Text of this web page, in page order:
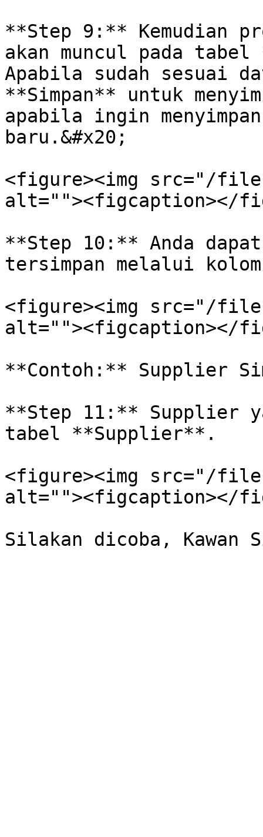
**Step 9:** Kemudian
akan muncul pada
Apabila sudah sesuai
**Simpan** untuk
apabila ingin
baru.&#x20;
<figure><img src="/
alt=""><figcaption></
**Step 10:** Anda
tersimpan melalui
<figure><img src="/files/
alt=""><figcaption></
**Contoh:** Supplier
**Step 11:** Supplier
tabel **Supplier**.
<figure><img src="/files/
alt=""><figcaption></